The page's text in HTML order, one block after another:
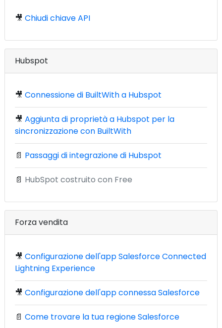
🎥 Chiudi chiave API
Hubspot
🎥 Connessione di BuiltWith a Hubspot
🎥 Aggiunta di proprietà a Hubspot per la
sincronizzazione con BuiltWith
📄 Passaggi di integrazione di Hubspot
📄 HubSpot costruito con Free
Forza vendita
🎥 Configurazione dell'app Salesforce Connected
Lightning Experience
🎥 Configurazione dell'app connessa Salesforce
📄 Come trovare la tua regione Salesforce